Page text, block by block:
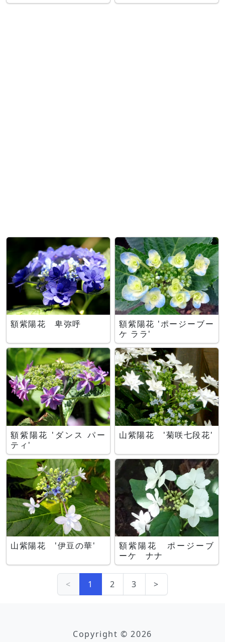
額紫陽花 卑弥呼
額紫陽花 'ポージーブー
ケ ララ'
額紫陽花 'ダンス パー
ティ'
山紫陽花 '菊咲七段花'
山紫陽花 '伊豆の華'
額紫陽花 ポージーブ
ーケ ナナ
< 1 2 3 >
Copyright © 2026